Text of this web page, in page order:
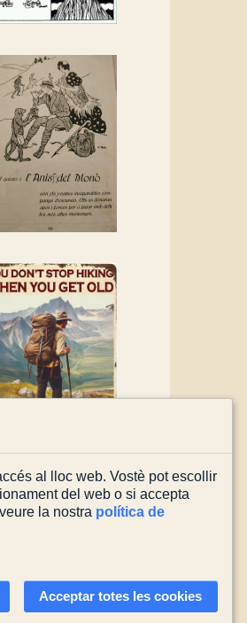
el03/08/2026
al lloc web. Vostè pot escollir
del web o si accepta
la nostra política de
Acceptar totes les cookies